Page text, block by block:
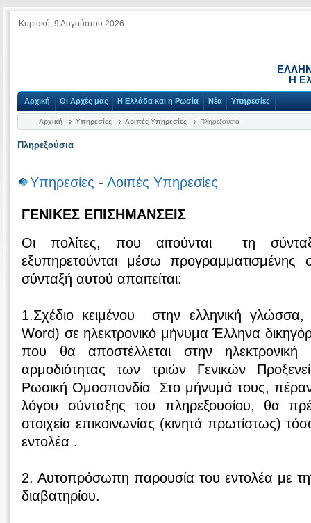
Κυριακή, 9 Αυγούστου 2026
Η
Αρχική Οι Αρχές μας Η Ελλάδα και η Ρωσία Νέα Υπηρεσίες
Αρχική Υπηρεσίες Λοιπές Υπηρεσίες Πληρεξούσια
Πληρεξούσια
Υπηρεσίες - Λοιπές Υπηρεσίες
ΓΕΝΙΚΕΣ ΕΠΙΣΗΜΑΝΣΕΙΣ
Οι πολίτες, που αιτούνται τη
εξυπηρετούνται μέσω προγραμματισμένης
σύνταξή αυτού απαιτείται:
1.Σχέδιο κειμένου στην ελληνική
Word) σε ηλεκτρονικό μήνυμα Έλληνα
που θα αποστέλλεται στην ηλεκτρονική
αρμοδιότητας των τριών Γενικών
Ρωσική Ομοσπονδία Στο μήνυμά τους, πέραν
λόγου σύνταξης του πληρεξουσίου, θα
στοιχεία επικοινωνίας (κινητά πρωτίστως)
εντολέα .
2. Αυτοπρόσωπη παρουσία του εντολέα με
διαβατηρίου.